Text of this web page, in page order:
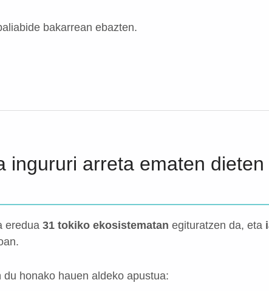
bakarrean ebazten.
ingururi arreta ematen dieten
eredua 31 tokiko ekosistematan egituratzen da, eta
honako hauen aldeko apustua: